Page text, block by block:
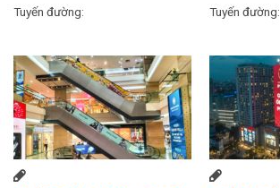
Tuyến đường: Tuyến đường: